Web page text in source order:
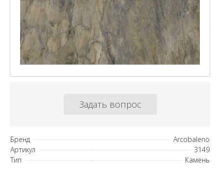
Задать вопрос
Бренд
Arcobaleno
Артикул
3149
Тип
Камень